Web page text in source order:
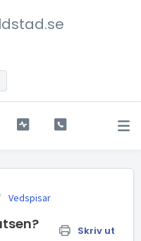
Vedspisar
Skriv ut